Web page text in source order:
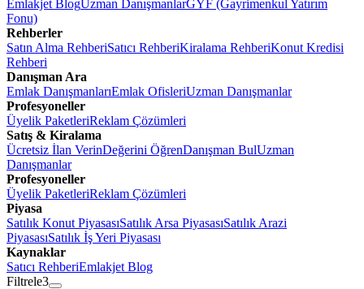
Emlakjet BlogUzman DanışmanlarGYF (Gayrimenkul Yatırım
Fonu)
Rehberler
Satın Alma RehberiSatıcı RehberiKiralama RehberiKonut Kredisi
Rehberi
Danışman Ara
Emlak DanışmanlarıEmlak OfisleriUzman Danışmanlar
Profesyoneller
Üyelik PaketleriReklam Çözümleri
Satış & Kiralama
Ücretsiz İlan VerinDeğerini ÖğrenDanışman BulUzman
Danışmanlar
Profesyoneller
Üyelik PaketleriReklam Çözümleri
Piyasa
Satılık Konut PiyasasıSatılık Arsa PiyasasıSatılık Arazi
PiyasasıSatılık İş Yeri Piyasası
Kaynaklar
Satıcı RehberiEmlakjet Blog
Filtrele3